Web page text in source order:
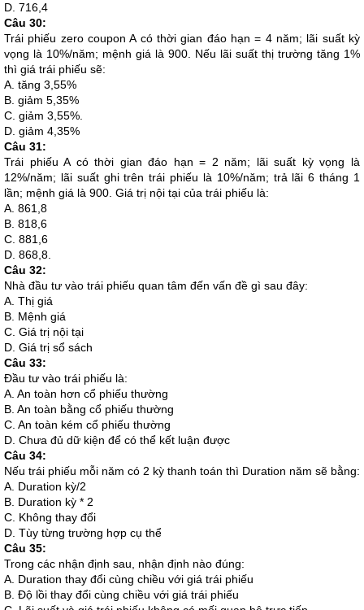
D. 716,4
Câu 30:
Trái phiếu zero coupon A có thời gian đáo hạn = 4 năm; lãi suất kỳ
vọng là 10%/năm; mệnh giá là 900. Nếu lãi suất thị trường tăng 1%
thì giá trái phiếu sẽ:
A. tăng 3,55%
B. giảm 5,35%
C. giảm 3,55%.
D. giảm 4,35%
Câu 31:
Trái phiếu A có thời gian đáo hạn = 2 năm; lãi suất kỳ vọng là
12%/năm; lãi suất ghi trên trái phiếu là 10%/năm; trả lãi 6 tháng 1
lần; mệnh giá là 900. Giá trị nội tại của trái phiếu là:
A. 861,8
B. 818,6
C. 881,6
D. 868,8.
Câu 32:
Nhà đầu tư vào trái phiếu quan tâm đến vấn đề gì sau đây:
A. Thị giá
B. Mệnh giá
C. Giá trị nội tại
D. Giá trị sổ sách
Câu 33:
Đầu tư vào trái phiếu là:
A. An toàn hơn cổ phiếu thường
B. An toàn bằng cổ phiếu thường
C. An toàn kém cổ phiếu thường
D. Chưa đủ dữ kiện để có thể kết luận được
Câu 34:
Nếu trái phiếu mỗi năm có 2 kỳ thanh toán thì Duration năm sẽ bằng:
A. Duration kỳ/2
B. Duration kỳ * 2
C. Không thay đổi
D. Tùy từng trường hợp cụ thể
Câu 35:
Trong các nhận định sau, nhận định nào đúng:
A. Duration thay đổi cùng chiều với giá trái phiếu
B. Độ lồi thay đổi cùng chiều với giá trái phiếu